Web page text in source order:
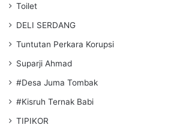
Toilet
DELI SERDANG
Tuntutan Perkara Korupsi
Suparji Ahmad
#Desa Juma Tombak
#Kisruh Ternak Babi
TIPIKOR